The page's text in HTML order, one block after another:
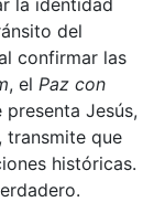
del
confirmar las
, el Paz con
presenta Jesús,
transmite que
históricas.